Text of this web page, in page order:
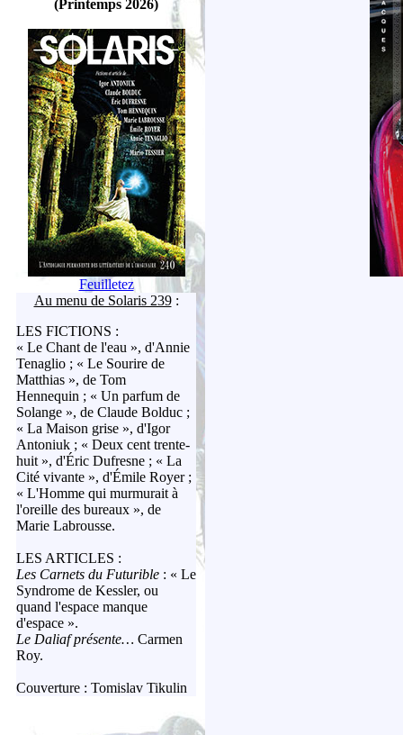
(Printemps 2026)
Feuilletez
Au menu de Solaris 239:
LES FICTIONS :
« Le Chant de l'eau », d'Annie
Tenaglio ; « Le Sourire de
Matthias », de Tom
Hennequin ; « Un parfum de
Solange », de Claude Bolduc ;
« La Maison grise », d'Igor
Antoniuk ; « Deux cent trente-
huit », d'Éric Dufresne ; « La
Cité vivante », d'Émile Royer ;
« L'Homme qui murmurait à
l'oreille des bureaux », de
Marie Labrousse.
LES ARTICLES :
Les Carnets du Futurible : « Le
Syndrome de Kessler, ou
quand l'espace manque
d'espace ».
Le Daliaf présente… Carmen
Roy.
Couverture : Tomislav Tikulin